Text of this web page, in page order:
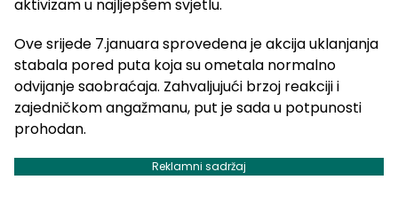
aktivizam u najljepšem svjetlu.
Ove srijede 7.januara sprovedena je akcija uklanjanja
stabala pored puta koja su ometala normalno
odvijanje saobraćaja. Zahvaljujući brzoj reakciji i
zajedničkom angažmanu, put je sada u potpunosti
prohodan.
Reklamni sadržaj